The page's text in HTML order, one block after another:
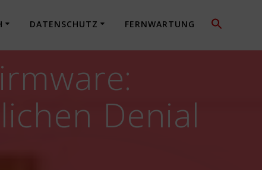
DATENSCHUTZ FERNWARTUNG
Denial